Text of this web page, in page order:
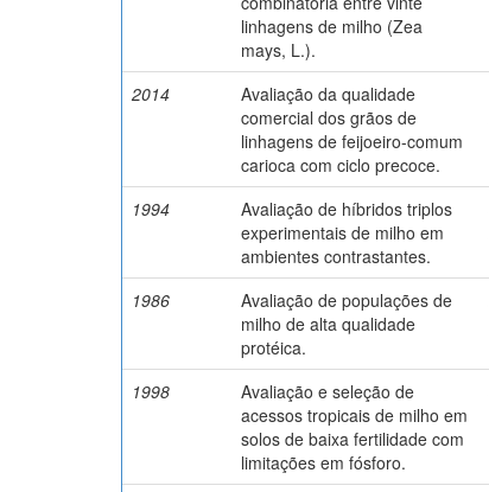
linhagens de milho (Zea
mays, L.).
2014
Avaliação da qualidade
comercial dos grãos de
linhagens de feijoeiro-comum
carioca com ciclo precoce.
1994
Avaliação de híbridos triplos
experimentais de milho em
ambientes contrastantes.
1986
Avaliação de populações de
milho de alta qualidade
protéica.
1998
Avaliação e seleção de
acessos tropicais de milho em
solos de baixa fertilidade com
limitações em fósforo.